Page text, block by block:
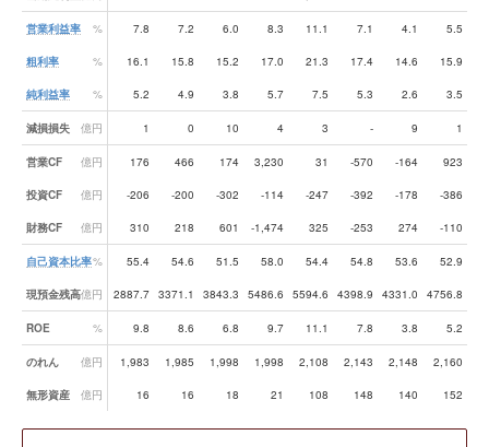
営業利益率 % 7.8 7.2 6.0 8.3 11.1 7.1 4.1 5.5
粗利率 % 16.1 15.8 15.2 17.0 21.3 17.4 14.6 15.9
純利益率 % 5.2 4.9 3.8 5.7 7.5 5.3 2.6 3.5
減損損失 億円 1 0 10 4 3 - 9 1
営業CF 億円 176 466 174 3,230 31 -570 -164 923
投資CF 億円 -206 -200 -302 -114 -247 -392 -178 -386
財務CF 億円 310 218 601 -1,474 325 -253 274 -110
自己資本比率% 55.4 54.6 51.5 58.0 54.4 54.8 53.6 52.9
現預金残高億円 2887.7 3371.1 3843.3 5486.6 5594.6 4398.9 4331.0 4756.8
ROE % 9.8 8.6 6.8 9.7 11.1 7.8 3.8 5.2
のれん 億円 1,983 1,985 1,998 1,998 2,108 2,143 2,148 2,160
無形資産 億円 16 16 18 21 108 148 140 152